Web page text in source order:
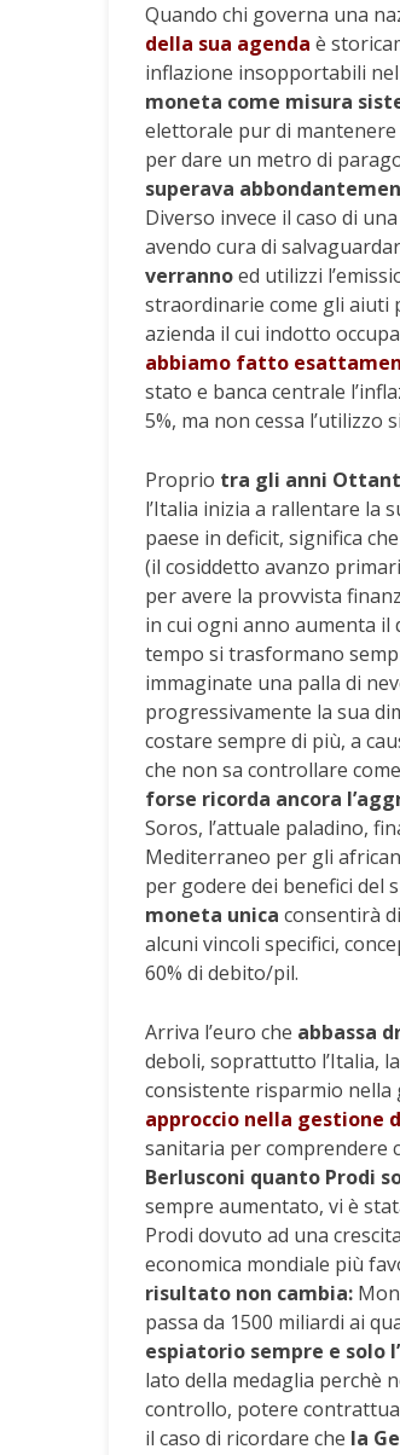
Quando chi governa una
della sua agenda è
inflazione insopportabili
moneta come misura
elettorale pur di
per dare un metro di
superava
Diverso invece il caso di
avendo cura di
verrannoed utilizzi
straordinarie come gli aiuti
azienda il cui indotto
abbiamo fatto
stato e banca centrale
5%, ma non cessa
Proprio tra gli anni
l’Italia inizia a rallentare la
paese in deficit, significa che
(il cosiddetto avanzo
per avere la provvista
in cui ogni anno aumenta il
tempo si trasformano
immaginate una palla di
progressivamente la sua
costare sempre di più, a
che non sa controllare
forse ricorda ancora
Soros, l’attuale paladino,
Mediterraneo per gli
per godere dei benefici del
moneta unica consentirà
alcuni vincoli specifici,
60% di debito/pil.
Arriva l’euro che abbassa
deboli, soprattutto l’Italia,
consistente risparmio
approccio nella gestione
sanitaria per comprendere
Berlusconi quanto Prodi
sempre aumentato, vi è
Prodi dovuto ad una
economica mondiale più
risultato non cambia:
passa da 1500 miliardi ai
espiatorio sempre e solo
lato della medaglia perchè
controllo, potere
il caso di ricordare che la